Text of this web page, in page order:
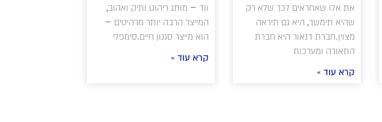
את אלו שאחראים לכך שלא רק
שהיא תימשך, היא גם תיראה
מצוין.חברת דנאור היא חברת
התאורה ומערכות
קרא עוד »
ווד – מותג ריהוט ותיק ואהוב,
המייצר הרבה יותר מרהיטים –
הוא מייצר סגנון חיים.סימפלי
קרא עוד »